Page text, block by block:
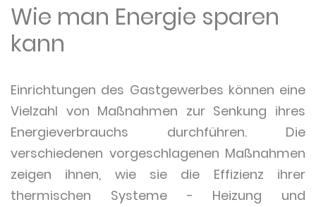
Wie man Energie sparen
kann
Einrichtungen des Gastgewerbes können eine
Vielzahl von Maßnahmen zur Senkung ihres
Energieverbrauchs durchführen. Die
verschiedenen vorgeschlagenen Maßnahmen
zeigen ihnen, wie sie die Effizienz ihrer
thermischen Systeme - Heizung und